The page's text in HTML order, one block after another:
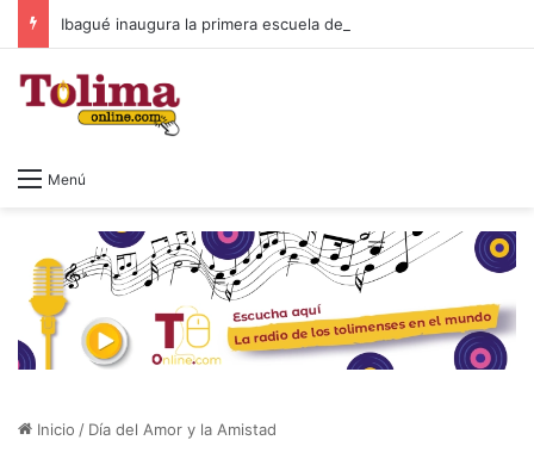
Menú
Inicio / Día del Amor y la Amistad